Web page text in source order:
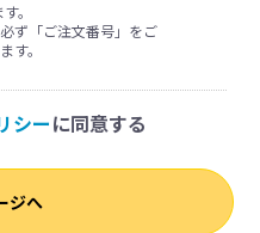
。
ず「ご注文番号」をご
す。
シーに同意する
ジへ